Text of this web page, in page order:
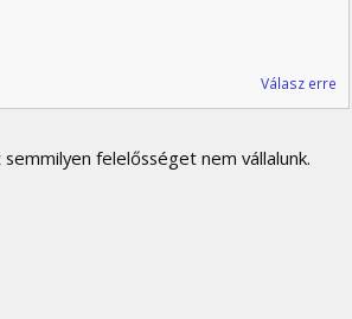
Válasz erre
felelősséget nem vállalunk.